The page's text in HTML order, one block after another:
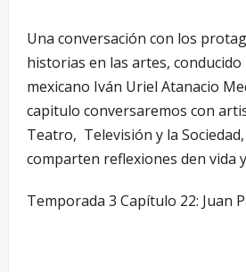
Una conversación con los
historias en las artes,
mexicano Iván Uriel Atanacio
capitulo conversaremos con
Teatro, Televisión y la
comparten reflexiones den vida
Temporada 3 Capítulo 22: Juan